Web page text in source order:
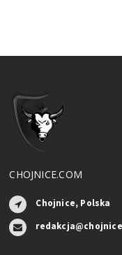
CHOJNICE.COM
Chojnice, Polska